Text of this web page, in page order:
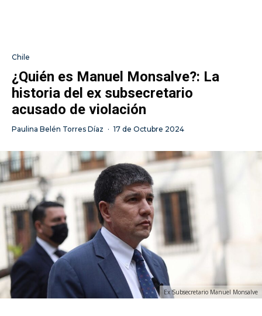
Chile
¿Quién es Manuel Monsalve?: La
historia del ex subsecretario
acusado de violación
Paulina Belén Torres Díaz · 17 de Octubre 2024
Ex Subsecretario Manuel Monsalve